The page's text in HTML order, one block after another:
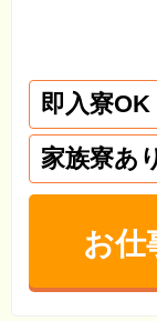
即入寮OK
家族寮あ
お仕